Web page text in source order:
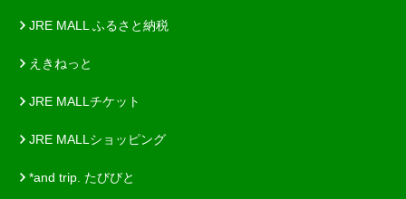
JRE MALL ふるさと納税
えきねっと
JRE MALLチケット
JRE MALLショッピング
*and trip. たびびと